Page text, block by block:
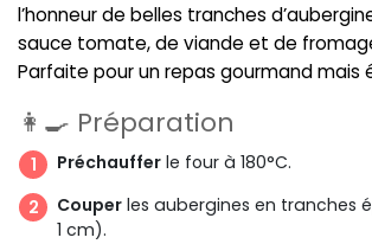
l’honneur de belles tranches
sauce tomate, de viande et de
Parfaite pour un repas gourmand mais
👩‍🍳 Préparation
Préchauffer le four à 180°C.
Couper les aubergines en tranches
1 cm).